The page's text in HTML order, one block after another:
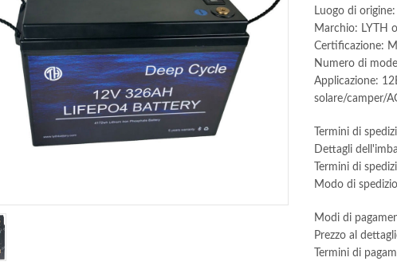
Luogo di origine:
Marchio: LYTH
Certificazione:
Numero di
Applicazione:
solare/camper/
Termini di
Dettagli
Termini di
Modo di
Modi di
Prezzo al
Termini di